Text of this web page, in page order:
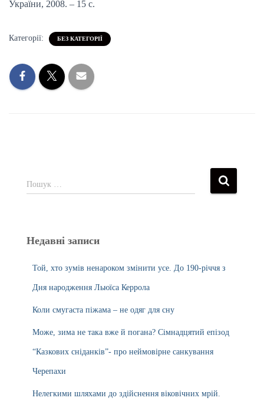
України, 2008. – 15 с.
Категорії: БЕЗ КАТЕГОРІЇ
Пошук …
Недавні записи
Той, хто зумів ненароком змінити усе. До 190-річчя з
Дня народження Льюїса Керрола
Коли смугаста піжама – не одяг для сну
Може, зима не така вже й погана? Сімнадцятий епізод
“Казкових сніданків”- про неймовірне санкування
Черепахи
Нелегкими шляхами до здійснення віковічних мрій.